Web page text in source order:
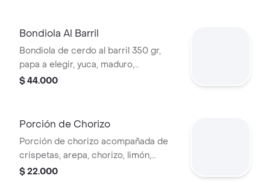
Bondiola Al Barril
Bondiola de cerdo al barril 350 gr,
papa a elegir, yuca, maduro,
guacamole y ají.
$ 44.000
Porción de Chorizo
Porción de chorizo acompañada de
crispetas, arepa, chorizo, limón,
guacamole y ají.
$ 22.000